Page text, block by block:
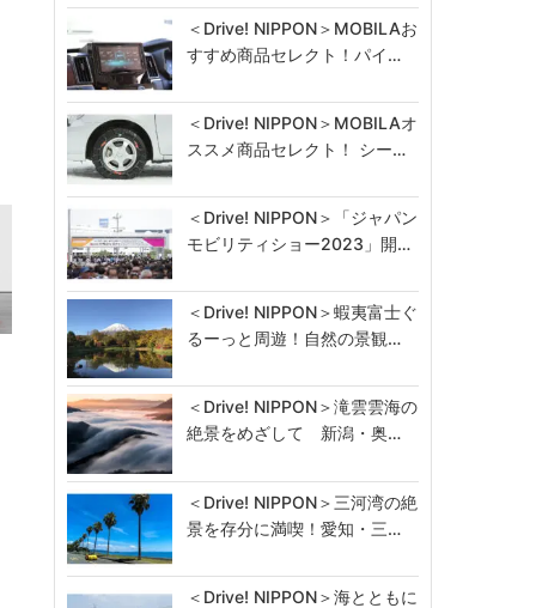
＜Drive! NIPPON＞MOBILAお
すすめ商品セレクト！パイ…
＜Drive! NIPPON＞MOBILAオ
ススメ商品セレクト！ シー…
＜Drive! NIPPON＞「ジャパン
モビリティショー2023」開…
＜Drive! NIPPON＞蝦夷富士ぐ
るーっと周遊！自然の景観…
＜Drive! NIPPON＞滝雲雲海の
絶景をめざして 新潟・奥…
＜Drive! NIPPON＞三河湾の絶
景を存分に満喫！愛知・三…
＜Drive! NIPPON＞海とともに